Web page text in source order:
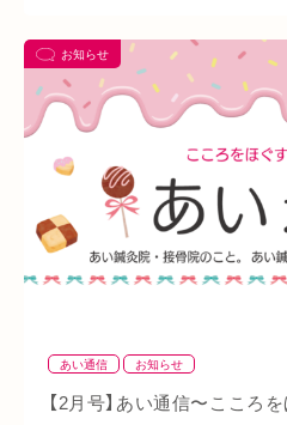
ばね指 小顔 乾燥肌
阪急桂駅 天満橋 天王
好転反応 脱水
なんばウォーク イオンタウン小
駅構内 八戸ノ里駅
お知らせ
あい通信 お知らせ
【2月号】あい通信〜こころ